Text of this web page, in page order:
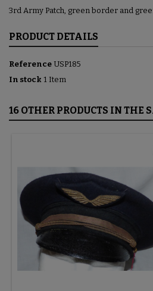
3rd Army Patch, green border and
PRODUCT DETAILS
Reference USP185
In stock 1 Item
16 OTHER PRODUCTS IN THE